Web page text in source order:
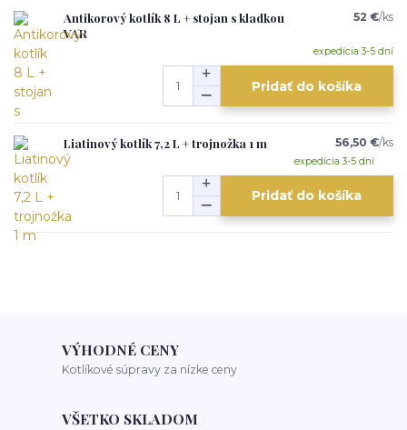
Antikorový kotlík 8 L + stojan s kladkou
VAR
52 €/ks
expedícia 3-5 dní
Pridať do košíka
Liatinový kotlík 7,2 L + trojnožka 1 m 56,50 €/ks
expedícia 3-5 dní
Pridať do košíka
VÝHODNÉ CENY
Kotlíkové súpravy za nízke ceny
VŠETKO SKLADOM